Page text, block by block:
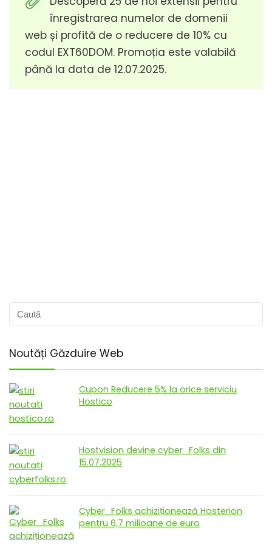
înregistrarea numelor de domenii
web și profită de o reducere de 10% cu
codul EXT60DOM. Promoția este valabilă
până la data de 12.07.2025.
Noutăți Găzduire Web
Cupon Reducere 5% la orice serviciu
Hostico
Hostvision devine cyber_Folks din
15.07.2025
Cyber_Folks achiziționează Hosterion
pentru 6,7 milioane de euro